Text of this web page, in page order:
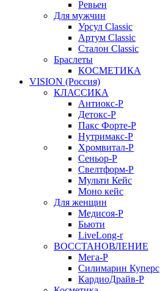
Ревьен
Для мужчин
Урсул Classic
Артум Classic
Сталон Classic
Браслеты
КОСМЕТИКА
VISION (Россия)
КЛАССИКА
Антиокс-Р
Детокс-Р
Пакс Форте-Р
Нутримакс-Р
Хромвитал-Р
Сеньор-Р
Свелтформ-Р
Мульти Кейс
Моно кейс
Для женщин
Медисоя-Р
Бьюти
LiveLong-r
ВОССТАНОВЛЕНИЕ
Мега-Р
Силимарин Куперс
КардиоДрайв-Р